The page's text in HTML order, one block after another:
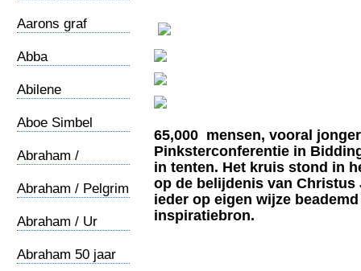
Aarons graf
Abba
Abilene
Aboe Simbel
Abraham /
Abraham / Pelgrim
Abraham / Ur
Abraham 50 jaar
65,000 mensen, vooral
Pinksterconferentie in
in tenten. Het kruis stond in
op de belijdenis van Christus
ieder op eigen wijze
inspiratiebron.